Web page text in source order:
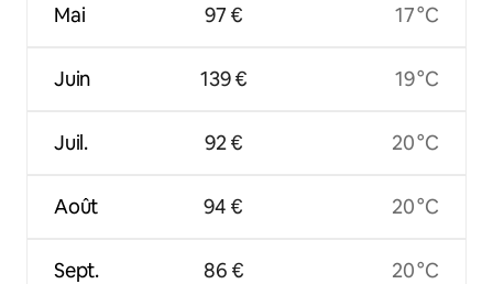
Mai
Juin
Juil.
Août
Sept.
97 €
139 €
92 €
94 €
86 €
17 °C
19 °C
20 °C
20 °C
20 °C